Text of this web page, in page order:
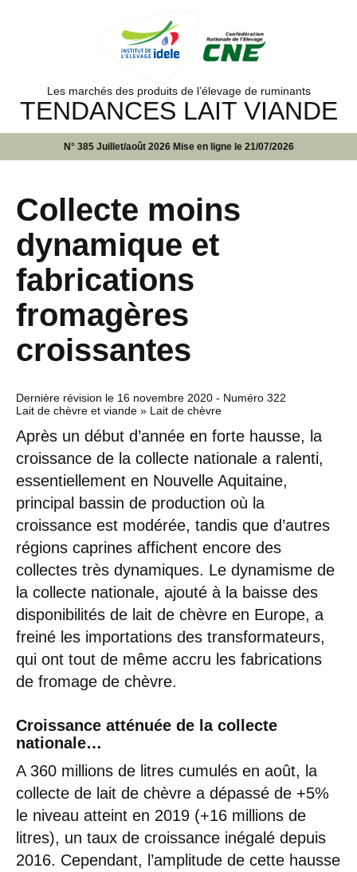
Les marchés des produits de l’élevage de ruminants
TENDANCES LAIT VIANDE
N° 385 Juillet/août 2026 Mise en ligne le 21/07/2026
Collecte moins
dynamique et
fabrications
fromagères
croissantes
Dernière révision le 16 novembre 2020 - Numéro 322
Lait de chèvre et viande » Lait de chèvre
Après un début d’année en forte hausse, la
croissance de la collecte nationale a ralenti,
essentiellement en Nouvelle Aquitaine,
principal bassin de production où la
croissance est modérée, tandis que d’autres
régions caprines affichent encore des
collectes très dynamiques. Le dynamisme de
la collecte nationale, ajouté à la baisse des
disponibilités de lait de chèvre en Europe, a
freiné les importations des transformateurs,
qui ont tout de même accru les fabrications
de fromage de chèvre.
Croissance atténuée de la collecte
nationale…
A 360 millions de litres cumulés en août, la
collecte de lait de chèvre a dépassé de +5%
le niveau atteint en 2019 (+16 millions de
litres), un taux de croissance inégalé depuis
2016. Cependant, l’amplitude de cette hausse